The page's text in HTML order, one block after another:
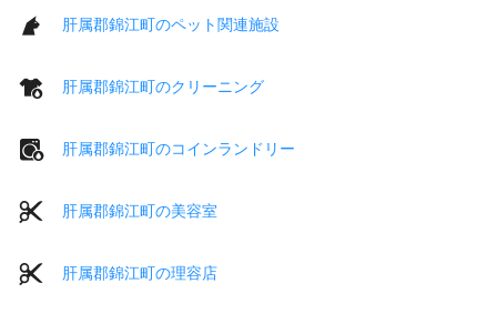
肝属郡錦江町のペット関連施設
肝属郡錦江町のクリーニング
肝属郡錦江町のコインランドリー
肝属郡錦江町の美容室
肝属郡錦江町の理容店